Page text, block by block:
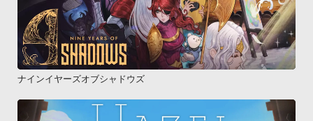
ナインイヤーズオブシャドウズ